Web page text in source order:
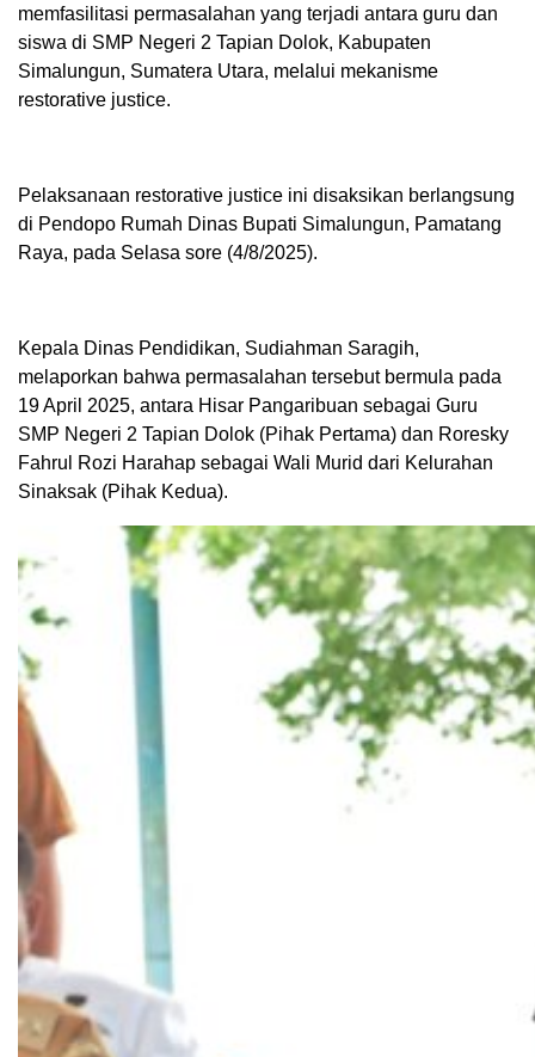
memfasilitasi permasalahan yang terjadi antara guru dan
siswa di SMP Negeri 2 Tapian Dolok, Kabupaten
Simalungun, Sumatera Utara, melalui mekanisme
restorative justice.
Pelaksanaan restorative justice ini disaksikan berlangsung
di Pendopo Rumah Dinas Bupati Simalungun, Pamatang
Raya, pada Selasa sore (4/8/2025).
Kepala Dinas Pendidikan, Sudiahman Saragih,
melaporkan bahwa permasalahan tersebut bermula pada
19 April 2025, antara Hisar Pangaribuan sebagai Guru
SMP Negeri 2 Tapian Dolok (Pihak Pertama) dan Roresky
Fahrul Rozi Harahap sebagai Wali Murid dari Kelurahan
Sinaksak (Pihak Kedua).